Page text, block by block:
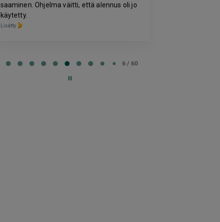
saaminen. Ohjelma väitti, että alennus oli jo
käytetty.
Lisätty
6 / 60